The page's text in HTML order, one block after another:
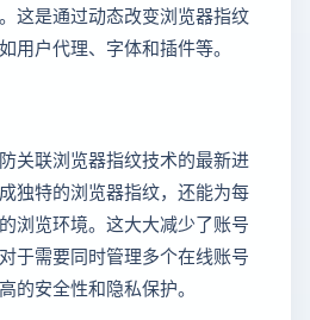
这是通过动态改变浏览器指纹
用户代理、字体和插件等。
关联浏览器指纹技术的最新进
独特的浏览器指纹，还能为每
浏览环境。这大大减少了账号
于需要同时管理多个在线账号
的安全性和隐私保护。